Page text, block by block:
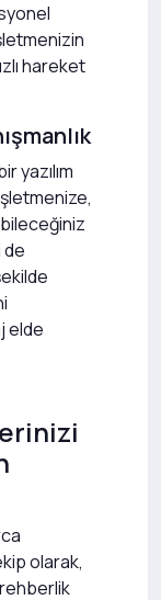
hareket
yazılım
de
elde
olarak,